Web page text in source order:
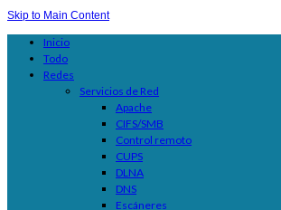
Skip to Main Content
Inicio
Todo
Redes
Servicios de Red
Apache
CIFS/SMB
Control remoto
CUPS
DLNA
DNS
Escáneres